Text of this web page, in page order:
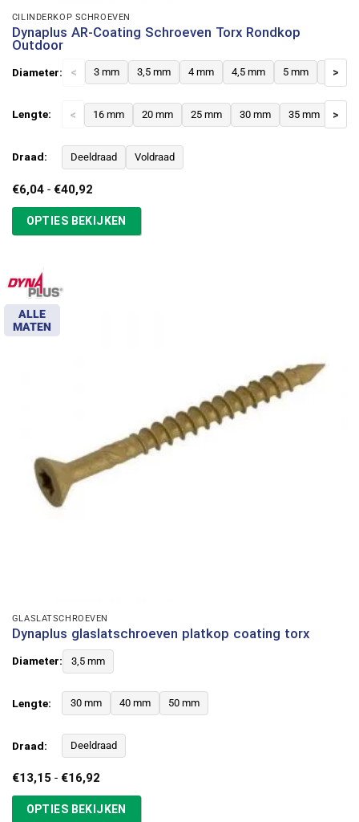
CILINDERKOP SCHROEVEN
Dynaplus AR-Coating Schroeven Torx Rondkop
Outdoor
Diameter: < 3 mm 3,5 mm 4 mm 4,5 mm 5 mm 6 mm
>
Lengte: < 16 mm 20 mm 25 mm 30 mm 35 mm 40
>
Draad: Deeldraad Voldraad
€6,04 - €40,92Prijsklasse:
€40,92
OPTIES BEKIJKEN
ALLE
MATEN
GLASLATSCHROEVEN
Dynaplus glaslatschroeven platkop coating torx
Diameter: 3,5 mm
Lengte: 30 mm 40 mm 50 mm
Draad: Deeldraad
€13,15 - €16,92Prijsklasse:
tot
€16,92
OPTIES BEKIJKEN